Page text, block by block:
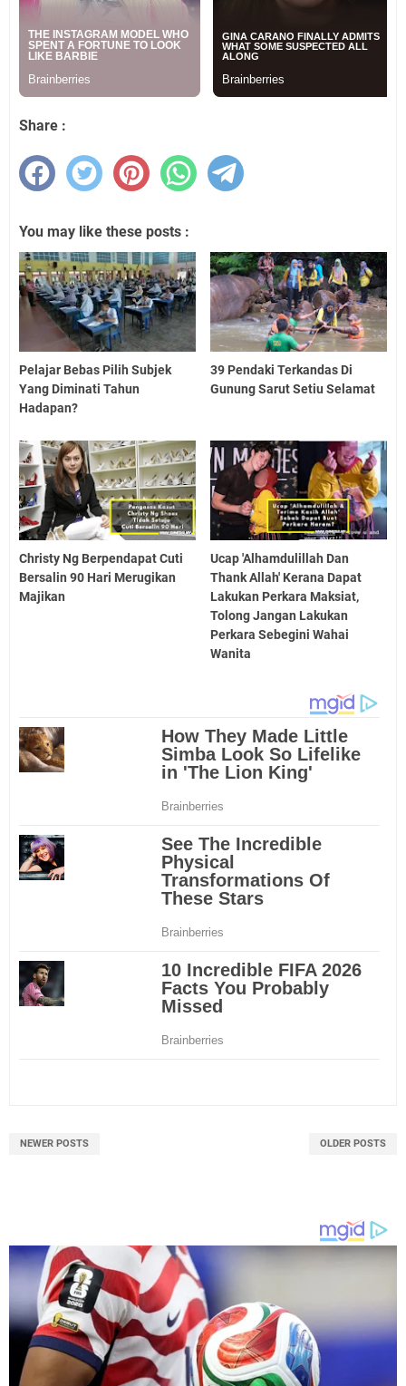
Share :
You may like these posts :
Pelajar Bebas Pilih Subjek
Yang Diminati Tahun
Hadapan?
39 Pendaki Terkandas Di
Gunung Sarut Setiu Selamat
Christy Ng Berpendapat Cuti
Bersalin 90 Hari Merugikan
Majikan
Ucap 'Alhamdulillah Dan
Thank Allah' Kerana Dapat
Lakukan Perkara Maksiat,
Tolong Jangan Lakukan
Perkara Sebegini Wahai
Wanita
NEWER POSTS OLDER POSTS